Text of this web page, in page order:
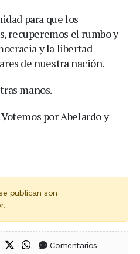
para que los
recuperemos el rumbo y
y la libertad
de nuestra nación.
manos.
por Abelardo y
publican son
en Facebook
Compartir en X (Twitter)
Compartir en WhatsApp
Comentarios